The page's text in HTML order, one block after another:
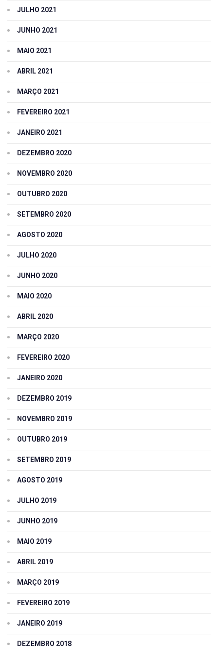
JULHO 2021
JUNHO 2021
MAIO 2021
ABRIL 2021
MARÇO 2021
FEVEREIRO 2021
JANEIRO 2021
DEZEMBRO 2020
NOVEMBRO 2020
OUTUBRO 2020
SETEMBRO 2020
AGOSTO 2020
JULHO 2020
JUNHO 2020
MAIO 2020
ABRIL 2020
MARÇO 2020
FEVEREIRO 2020
JANEIRO 2020
DEZEMBRO 2019
NOVEMBRO 2019
OUTUBRO 2019
SETEMBRO 2019
AGOSTO 2019
JULHO 2019
JUNHO 2019
MAIO 2019
ABRIL 2019
MARÇO 2019
FEVEREIRO 2019
JANEIRO 2019
DEZEMBRO 2018